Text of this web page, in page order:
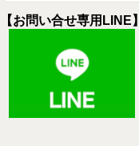
【お問い合せ専用LINE】